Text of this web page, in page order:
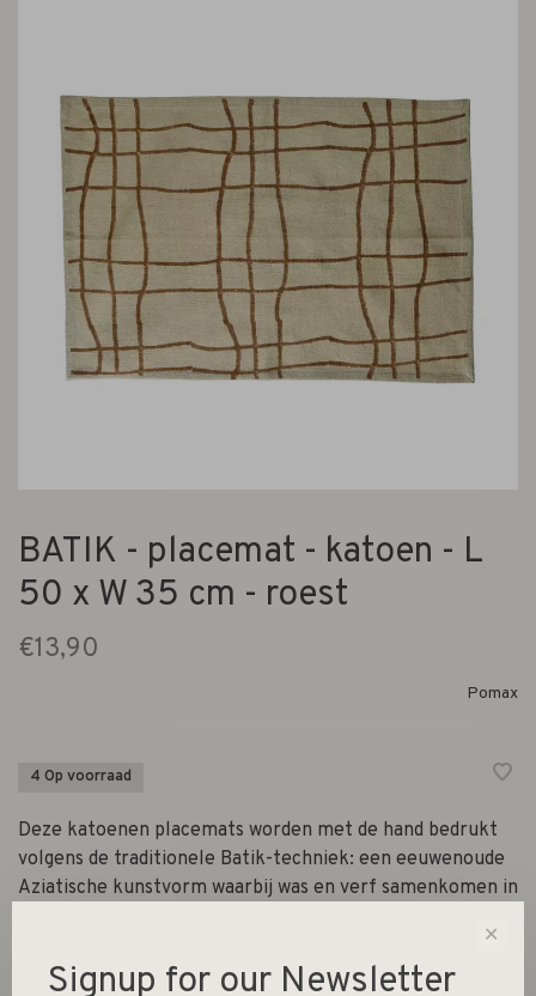
BATIK - placemat - katoen - L
50 x W 35 cm - roest
€13,90
Pomax
4 Op voorraad
Deze katoenen placemats worden met de hand bedrukt
volgens de traditionele Batik-techniek: een eeuwenoude
Aziatische kunstvorm waarbij was en verf samenkomen in
✕
Signup for our Newsletter